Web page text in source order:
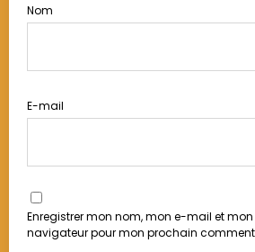
Nom
E-mail
Enregistrer mon nom, mon e-mail et
navigateur pour mon prochain